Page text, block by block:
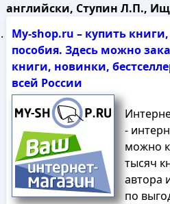
английски, Ступин Л.П.,
My-shop.ru – купить
пособия. Здесь можно
книги, новинки,
всей России
-
можно
тысяч
автора
по